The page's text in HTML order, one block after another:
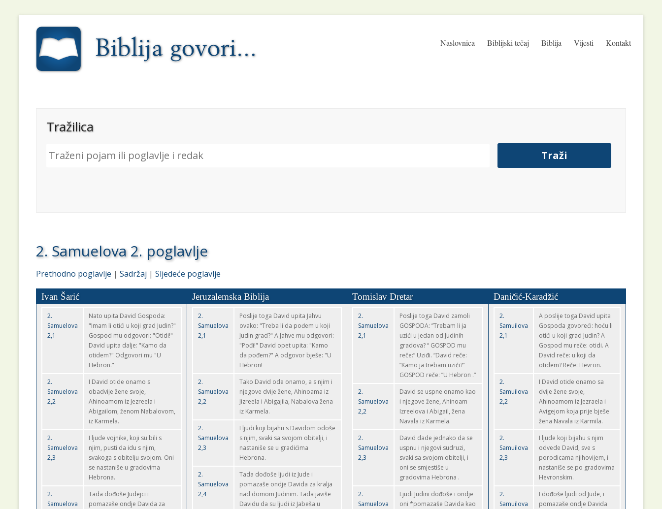
Naslovnica Biblijski tečaj Biblija Vijesti Kontakt
Tražilica
2. Samuelova 2. poglavlje
Prethodno poglavlje | Sadržaj | Sljedeće poglavlje
Ivan Šarić Jeruzalemska Biblija Tomislav Dretar Daničić-Karadžić
2.
Samuelova
2,1
Nato upita David Gospoda:
"Imam li otići u koji grad Judin?"
Gospod mu odgovori: "Otidi!"
David upita dalje: "Kamo da
otidem?" Odgovori mu "U
Hebron."
2.
Samuelova
2,2
I David otide onamo s
obadvije žene svoje,
Ahinoamom iz Jezreela i
Abigailom, ženom Nabalovom,
iz Karmela.
2.
Samuelova
2,3
I ljude vojnike, koji su bili s
njim, pusti da idu s njim,
svakoga s obitelju svojom. Oni
se nastaniše u gradovima
Hebrona.
2.
Samuelova
Tada dođoše Judejci i
pomazaše ondje Davida za
2.
Samuelova
2,1
Poslije toga David upita Jahvu
ovako: "Treba li da pođem u koji
Judin grad?" A Jahve mu odgovori:
"Pođi!" David opet upita: "Kamo
da pođem?" A odgovor bješe: "U
Hebron!
2.
Samuelova
2,2
Tako David ode onamo, a s njim i
njegove dvije žene, Ahinoama iz
Jizreela i Abigajila, Nabalova žena
iz Karmela.
2.
Samuelova
2,3
I ljudi koji bijahu s Davidom odoše
s njim, svaki sa svojom obitelji, i
nastaniše se u gradićima
Hebrona.
2.
Samuelova
2,4
Tada dođoše ljudi iz Jude i
pomazaše ondje Davida za kralja
nad domom Judinim. Tada javiše
Davidu da su ljudi iz Jabeša u
2.
Samuelova
2,1
Poslije toga David zamoli
GOSPODA: ”Trebam li ja
uzići u jedan od Judinih
gradova? “ GOSPOD mu
reče:” Uziđi. “David reče:
”Kamo ja trebam uzići?“
GOSPOD reče: ”U Hebron .“
2.
Samuelova
2,2
David se uspne onamo kao
i njegove žene, Ahinoam
Izreelova i Abigail, žena
Navala iz Karmela.
2.
Samuelova
2,3
David dade jednako da se
uspnu i njegovi sudruzi,
svaki sa svojom obitelji, i
oni se smjestiše u
gradovima Hebrona .
2.
Samuelova
Ljudi Judini dođoše i ondje
oni *pomazaše Davida kao
2.
Samuilova
2,1
A poslije toga David upita
Gospoda govoreći: hoću li
otići u koji grad Judin? A
Gospod mu reče: otidi. A
David reče: u koji da
otidem? Reče: Hevron.
2.
Samuilova
2,2
I David otide onamo sa
dvije žene svoje,
Ahinoamom iz Jezraela i
Avigejom koja prije bješe
žena Navala iz Karmila.
2.
Samuilova
2,3
I ljude koji bijahu s njim
odvede David, sve s
porodicama njihovijem, i
nastaniše se po gradovima
Hevronskim.
2.
Samuilova
I dođoše ljudi od Jude, i
pomazaše ondje Davida